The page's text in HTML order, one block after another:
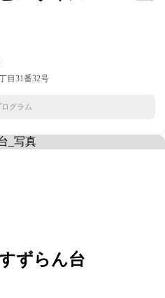
目31番32号
ログラム
ずらん台